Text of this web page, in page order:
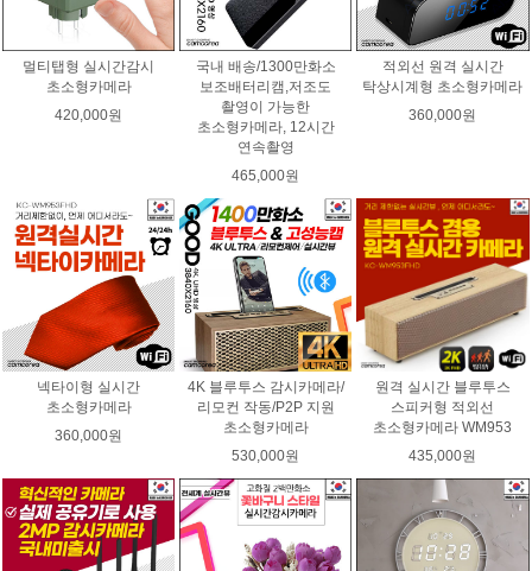
멀티탭형 실시간감시
초소형카메라
420,000원
국내 배송/1300만화소
보조배터리캠,저조도
촬영이 가능한
초소형카메라, 12시간
연속촬영
465,000원
적외선 원격 실시간
탁상시계형 초소형카메라
360,000원
넥타이형 실시간
초소형카메라
360,000원
4K 블루투스 감시카메라/
리모컨 작동/P2P 지원
초소형카메라
530,000원
원격 실시간 블루투스
스피커형 적외선
초소형카메라 WM953
435,000원